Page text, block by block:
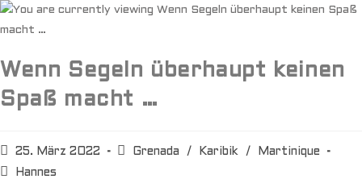
Wenn Segeln überhaupt keinen
Spaß macht …
25. März 2022 Grenada / Karibik /
Martinique
Hannes